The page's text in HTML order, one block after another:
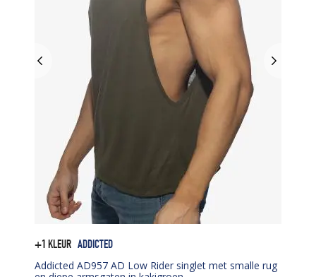
+1 KLEUR ADDICTED
Addicted AD957 AD Low Rider singlet met smalle rug